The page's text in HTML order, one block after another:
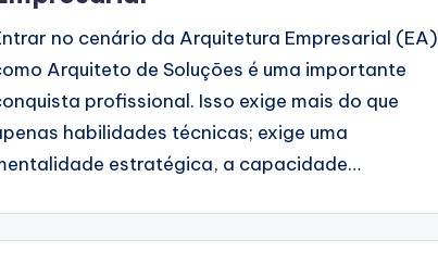
no cenário da Arquitetura Empresarial (EA)
Arquiteto de Soluções é uma importante
profissional. Isso exige mais do que
habilidades técnicas; exige uma
estratégica, a capacidade…